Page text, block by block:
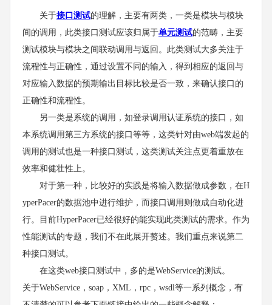
关于接口测试的理解，主要有两类，一类是模块与模块
间的调用，此类接口测试应该归属于单元测试的范畴，主要
测试模块与模块之间联动调用与返回。此类测试大多关注于
流程性与正确性，通过设置不同的输入，得到相应的返回与
对应输入数据的预期输出目标比较是否一致，来确认接口的
正确性和流程性。
另一类是系统的调用，如登录调用认证系统的接口，如
本系统调用第三方系统的接口等等，这类针对由web端发起的
调用的测试也是一种接口测试，这类测试关注点更着重放在
效率和健壮性上。
对于第一种，比较好的实践是将输入数据做成参数，在H
yperPacer的数据池中进行维护，而接口调用则做成自动化进
行。目前HyperPacer已经很好的能实现此类测试的需求。作为
性能测试的专题，我们不在此展开赘述。我们重点来说第二
种接口测试。
在这类web接口测试中，多的是WebService的测试。
关于WebService，soap，XML，rpc，wsdl等一系列概念，有